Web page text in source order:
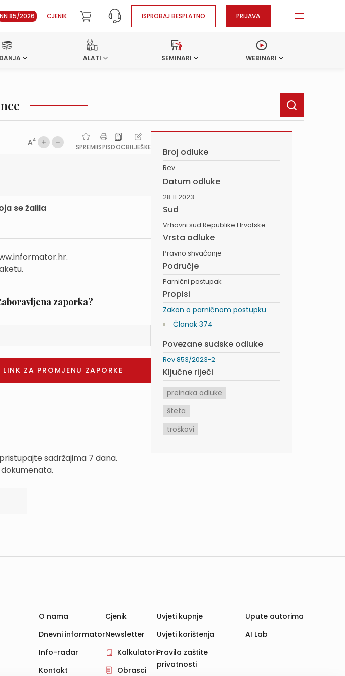
NN 85/2026 CJENIK ISPROBAJ BESPLATNO PRIJAVA
ALATI SEMINARI WEBINARI
AA
SPREMIISPISDOCBILJEŠKE
se žalila
zaporka?
sadržajima 7 dana.
Broj odluke
Rev...
Datum odluke
28.11.2023.
Sud
Vrhovni sud Republike Hrvatske
Vrsta odluke
Pravno shvaćanje
Područje
Parnični postupak
Propisi
Zakon o parničnom postupku
Članak 374
Povezane sudske odluke
Rev 853/2023-2
Ključne riječi
preinaka odluke
šteta
troškovi
O nama
Dnevni informator
Info-radar
Kontakt
Cjenik
Newsletter
Kalkulatori
Obrasci
Uvjeti kupnje
Uvjeti korištenja
Pravila zaštite
privatnosti
Upute autorima
AI Lab